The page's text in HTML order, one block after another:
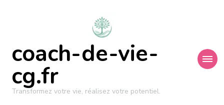
coach-de-vie-
cg.fr
Transformez votre vie, réalisez votre potentiel.